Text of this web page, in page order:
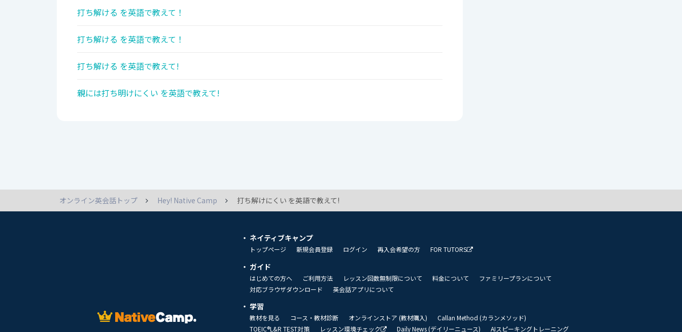
打ち解ける を英語で教えて！
打ち解ける を英語で教えて！
打ち解ける を英語で教えて!
親には打ち明けにくい を英語で教えて!
オンライン英会話トップ Hey! Native Camp 打ち解けにくい を英語で教えて!
ネイティブキャンプ
トップページ 新規会員登録 ログイン 再入会希望の方 FOR TUTORS
ガイド
はじめての方へ ご利用方法 レッスン回数無制限について 料金について
ファミリープランについて
対応ブラウザダウンロード
英会話アプリについて
学習
教材を見る コース・教材診断 オンラインストア (教材購入)
Callan Method (カランメソッド)
TOEIC®L&R TEST対策
レッスン環境チェック Daily News (デイリーニュース) AIスピーキングトレーニング